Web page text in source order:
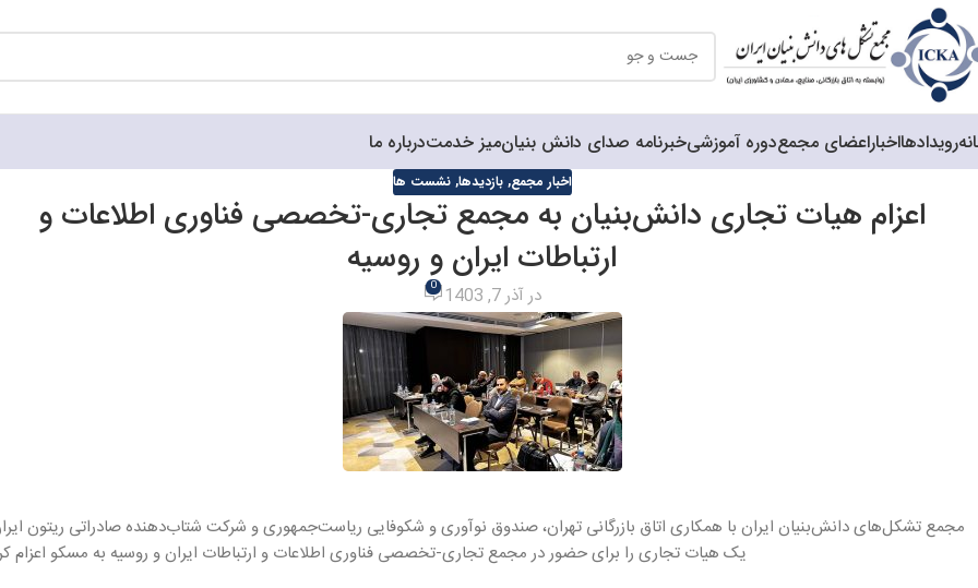
رویدادهااخباراعضای مجمعدوره آموزشیخبرنامه صدای دانش بنیانمیز خدمتدرباره ما
اخبار مجمع,بازدیدها,نشست ها
اعزام هیات تجاری دانش‌بنیان به مجمع تجاری-تخصصی فناوری اطلاعات و
ارتباطات ایران و روسیه
در آذر 7, 1403 0
مجمع تشکل‌های دانش‌بنیان ایران با همکاری اتاق بازرگانی تهران، صندوق نوآوری و شکوفایی ریاست‌جمهوری و شرکت شتاب‌دهنده صادراتی ریتون
یک هیات تجاری را برای حضور در مجمع تجاری-تخصصی فناوری اطلاعات و ارتباطات ایران و روسیه به مسکو اعزام